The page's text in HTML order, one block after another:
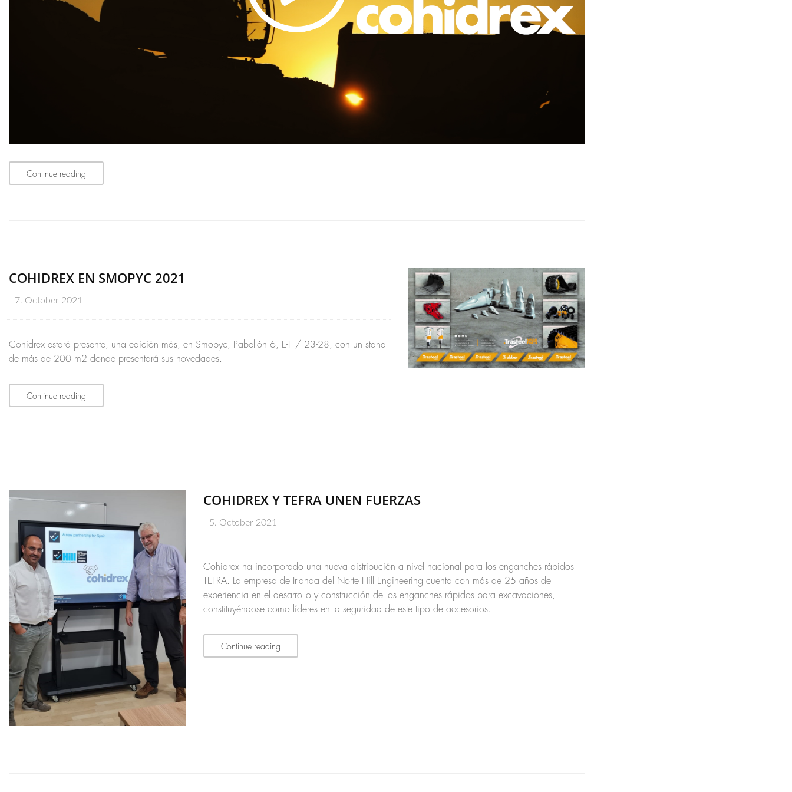
Continue reading
COHIDREX EN SMOPYC 2021
7. October 2021
Cohidrex estará presente, una edición más, en Smopyc, Pabellón 6, E-F / 23-28, con un stand
de más de 200 m2 donde presentará sus novedades.
Continue reading
COHIDREX Y TEFRA UNEN FUERZAS
5. October 2021
Cohidrex ha incorporado una nueva distribución a nivel nacional para los enganches rápidos
TEFRA. La empresa de Irlanda del Norte Hill Engineering cuenta con más de 25 años de
experiencia en el desarrollo y construcción de los enganches rápidos para excavaciones,
constituyéndose como líderes en la seguridad de este tipo de accesorios.
Continue reading